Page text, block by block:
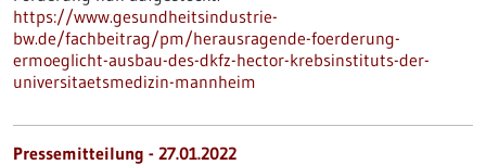
https://www.gesundheitsindustrie-
bw.de/fachbeitrag/pm/herausragende-foerderung-
ermoeglicht-ausbau-des-dkfz-hector-krebsinstituts-der-
universitaetsmedizin-mannheim
Pressemitteilung - 27.01.2022